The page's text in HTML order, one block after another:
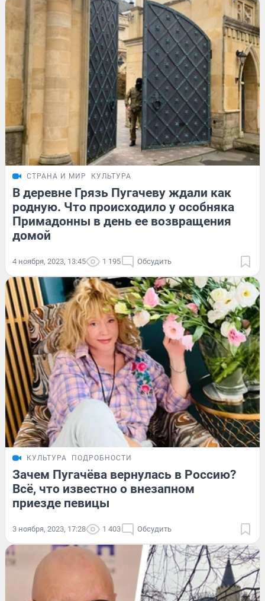
СТРАНА И МИР КУЛЬТУРА
В деревне Грязь Пугачеву ждали как
родную. Что происходило у особняка
Примадонны в день ее возвращения
домой
4 ноября, 2023, 13:45 1 195 Обсудить
КУЛЬТУРА ПОДРОБНОСТИ
Зачем Пугачёва вернулась в Россию?
Всё, что известно о внезапном
приезде певицы
3 ноября, 2023, 17:28 1 403 Обсудить